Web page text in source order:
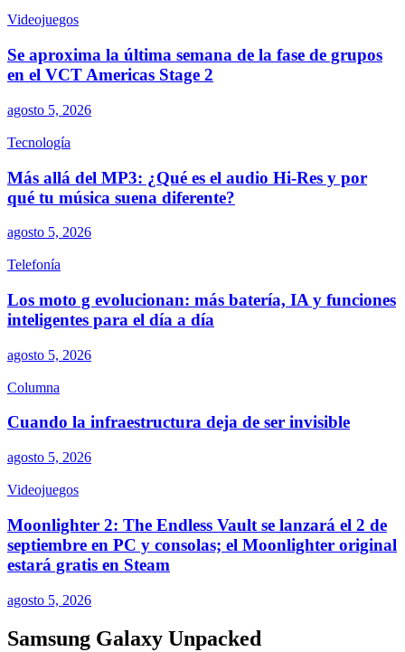
Videojuegos
Se aproxima la última semana de la fase de grupos
en el VCT Americas Stage 2
agosto 5, 2026
Tecnología
Más allá del MP3: ¿Qué es el audio Hi-Res y por
qué tu música suena diferente?
agosto 5, 2026
Telefonía
Los moto g evolucionan: más batería, IA y funciones
inteligentes para el día a día
agosto 5, 2026
Columna
Cuando la infraestructura deja de ser invisible
agosto 5, 2026
Videojuegos
Moonlighter 2: The Endless Vault se lanzará el 2 de
septiembre en PC y consolas; el Moonlighter original
estará gratis en Steam
agosto 5, 2026
Samsung Galaxy Unpacked